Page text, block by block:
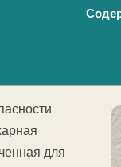
для